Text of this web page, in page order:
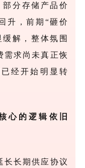
分存储产品价
升，前期“砸价
解，整体氛围
需求尚未真正恢
经开始明显转
心的逻辑依旧
长长期供应协议